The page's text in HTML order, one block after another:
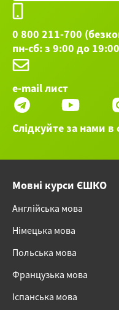
0 800 211-700
пн-сб: з 9:00 до 19:00
e-mail лист
Слідкуйте за нами
Мовні курси ЄШКО
Англійська мова
Німецька мова
Польська мова
Французька мова
Іспанська мова